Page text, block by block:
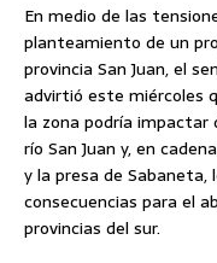
En medio de las
planteamiento de un
provincia San Juan, el
advirtió este miércoles
la zona podría impactar
río San Juan y, en
y la presa de Sabaneta,
consecuencias para el
provincias del sur.